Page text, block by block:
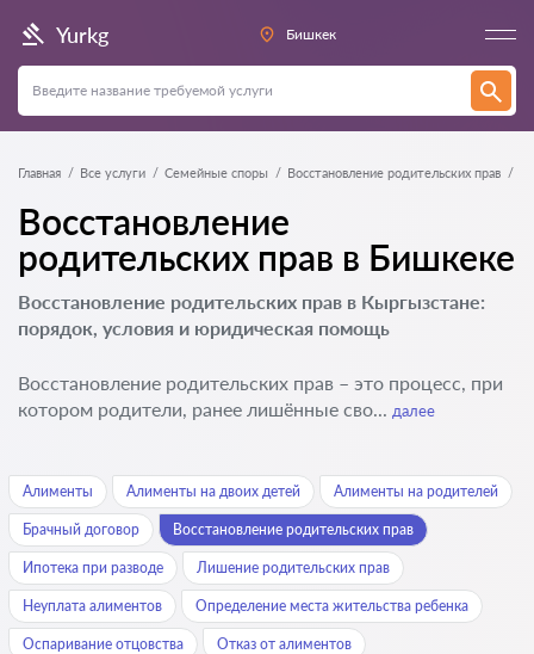
Yurkg Бишкек
Главная Все услуги Семейные споры Восстановление родительских прав
Восстановление
родительских прав в Бишкеке
Восстановление родительских прав в Кыргызстане:
порядок, условия и юридическая помощь
Восстановление родительских прав – это процесс, при
котором родители, ранее лишённые сво... далее
Алименты Алименты на двоих детей Алименты на родителей
Брачный договор Восстановление родительских прав
Ипотека при разводе Лишение родительских прав
Неуплата алиментов Определение места жительства ребенка
Оспаривание отцовства Отказ от алиментов